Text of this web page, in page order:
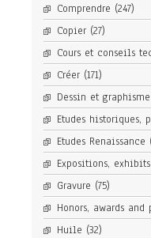
Comprendre (247)
Copier (27)
Cours et conseils
Créer (171)
Dessin et graphisme
Etudes
Etudes Renaissance
Expositions, exhibits
Gravure (75)
Honors, awards and
Huile (32)